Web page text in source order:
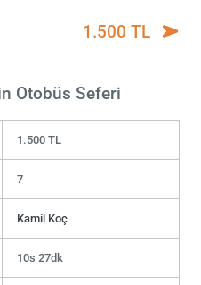
1.500 TL
Otobüs Seferi
1.500 TL
7
Kamil Koç
10s 27dk